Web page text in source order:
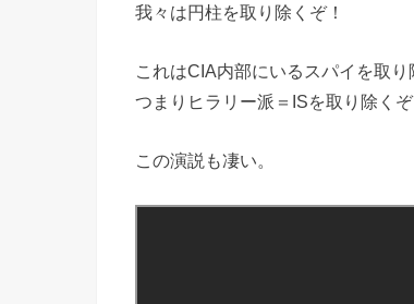
我々は円柱を取り除くぞ！
これはCIA内部にいるスパイを取り
つまりヒラリー派＝ISを取り除く
この演説も凄い。